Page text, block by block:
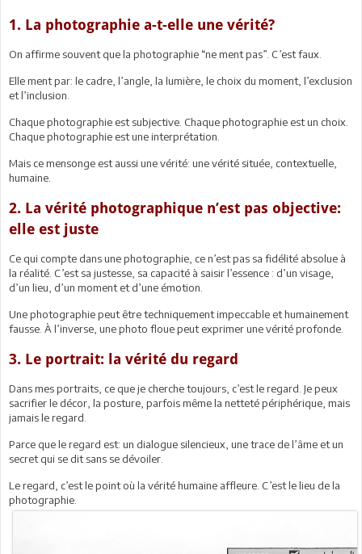
1. La photographie a-t-elle une vérité?
On affirme souvent que la photographie “ne ment pas”. C’est faux.
Elle ment par: le cadre, l’angle, la lumière, le choix du moment, l’exclusion
et l’inclusion.
Chaque photographie est subjective. Chaque photographie est un choix.
Chaque photographie est une interprétation.
Mais ce mensonge est aussi une vérité: une vérité située, contextuelle,
humaine.
2. La vérité photographique n’est pas objective:
elle est juste
Ce qui compte dans une photographie, ce n’est pas sa fidélité absolue à
la réalité. C’est sa justesse, sa capacité à saisir l’essence : d’un visage,
d’un lieu, d’un moment et d’une émotion.
Une photographie peut être techniquement impeccable et humainement
fausse. À l’inverse, une photo floue peut exprimer une vérité profonde.
3. Le portrait: la vérité du regard
Dans mes portraits, ce que je cherche toujours, c’est le regard. Je peux
sacrifier le décor, la posture, parfois même la netteté périphérique, mais
jamais le regard.
Parce que le regard est: un dialogue silencieux, une trace de l’âme et un
secret qui se dit sans se dévoiler.
Le regard, c’est le point où la vérité humaine affleure. C’est le lieu de la
photographie.